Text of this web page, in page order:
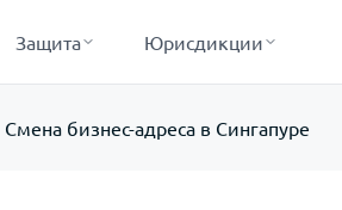
Защита Юрисдикции
Смена бизнес-адреса в Сингапуре